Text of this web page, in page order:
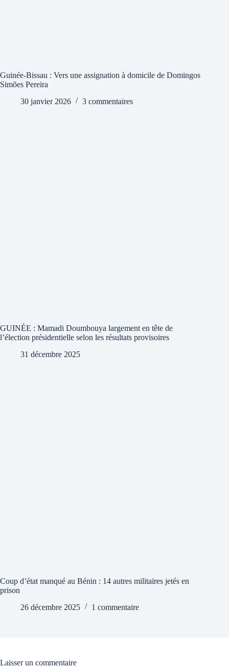
Guinée-Bissau : Vers une assignation à domicile de Domingos
Simões Pereira
30 janvier 2026
3 commentaires
GUINÉE : Mamadi Doumbouya largement en tête de
l’élection présidentielle selon les résultats provisoires
31 décembre 2025
Coup d’état manqué au Bénin : 14 autres militaires jetés en
prison
26 décembre 2025
1 commentaire
Laisser un commentaire